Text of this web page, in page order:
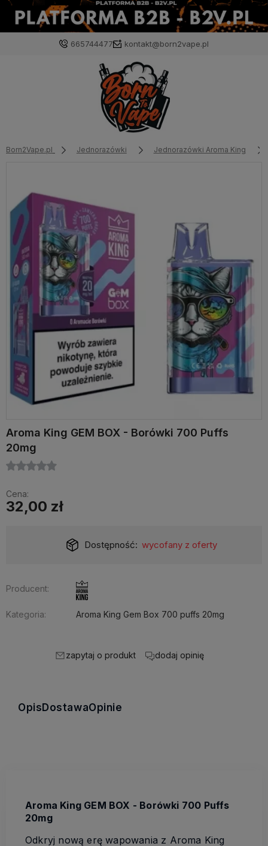
665744477 kontakt@born2vape.pl
Born2Vape.pl Jednorazówki Jednorazówki Aroma King
Aroma King GEM BOX - Borówki 700 Puffs
20mg
Cena:
32,00 zł
Dostępność: wycofany z oferty
Producent:
Kategoria: Aroma King Gem Box 700 puffs 20mg
zapytaj o produkt dodaj opinię
Opis DostawaOpinie
Aroma King GEM BOX - Borówki 700 Puffs
20mg
Odkryj nową erę wapowania z Aroma King